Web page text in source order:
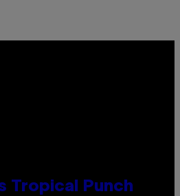
Tropical Punch